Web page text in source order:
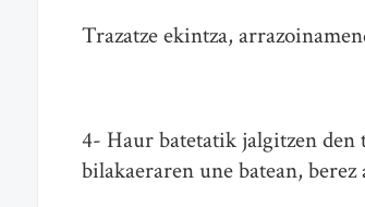
Trazatze ekintza,
4- Haur batetatik jalgitzen den
bilakaeraren une batean,